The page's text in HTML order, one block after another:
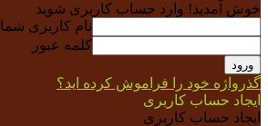
خوش آمدید! وارد حساب کاربری شوید
نام کاربری شما
کلمه عبور
گذرواژه خود را فراموش کرده اید؟
ایجاد حساب کاربری
ایجاد حساب کاربری